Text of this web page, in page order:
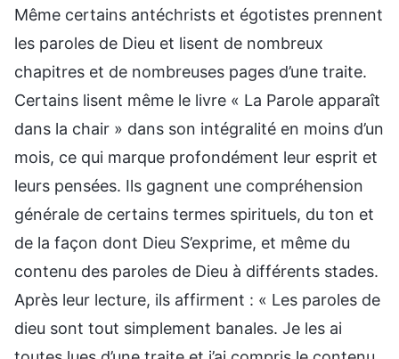
Même certains antéchrists et égotistes prennent
les paroles de Dieu et lisent de nombreux
chapitres et de nombreuses pages d’une traite.
Certains lisent même le livre « La Parole apparaît
dans la chair » dans son intégralité en moins d’un
mois, ce qui marque profondément leur esprit et
leurs pensées. Ils gagnent une compréhension
générale de certains termes spirituels, du ton et
de la façon dont Dieu S’exprime, et même du
contenu des paroles de Dieu à différents stades.
Après leur lecture, ils affirment : « Les paroles de
dieu sont tout simplement banales. Je les ai